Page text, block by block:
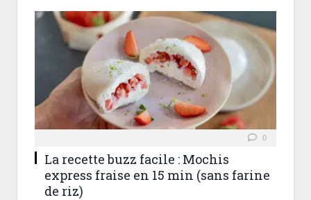
0
La recette buzz facile : Mochis
express fraise en 15 min (sans farine
de riz)